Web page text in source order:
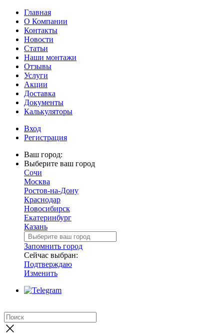
Главная
О Компании
Контакты
Новости
Статьи
Наши монтажи
Отзывы
Услуги
Акции
Доставка
Документы
Калькуляторы
Вход
Регистрация
Ваш город:
Выберите ваш город
Сочи
Москва
Ростов-на-Дону
Краснодар
Новосибирск
Екатеринбург
Казань
Запомнить город
Сейчас выбран:
Подтверждаю
Изменить